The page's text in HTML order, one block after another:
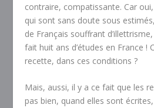
contraire, compatissante. Car
qui sont sans doute sous
de Français souffrant
fait huit ans d’études en France !
recette, dans ces conditions ?
Mais, aussi, il y a ce fait que les
pas bien, quand elles sont